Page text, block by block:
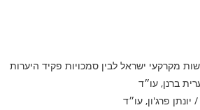
מקרקעי ישראל לבין סמכויות פקיד היערות
ברנן, עו״ד​